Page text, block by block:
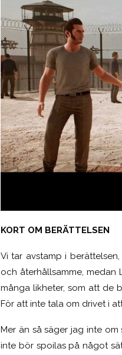
KORT OM BERÄTTELSEN
Vi tar avstamp i
och återhållsamme,
många likheter, som att de
För att inte tala om drivet i
Mer än så säger jag inte
inte bör spoilas på något